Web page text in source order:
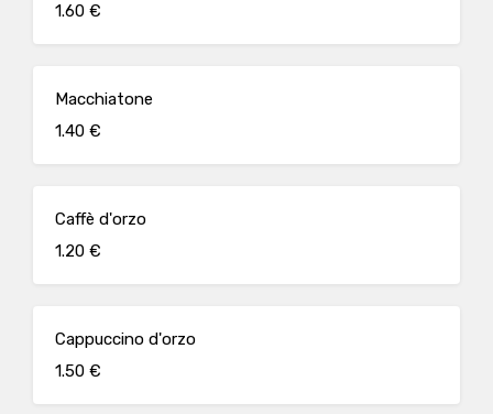
1.60 €
Macchiatone
1.40 €
Caffè d'orzo
1.20 €
Cappuccino d'orzo
1.50 €